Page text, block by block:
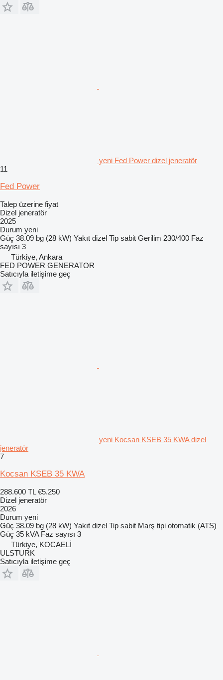
yeni Fed Power dizel jeneratör
11
Fed Power
Talep üzerine fiyat
Dizel jeneratör
2025
Durum yeni
Güç 38.09 bg (28 kW) Yakıt dizel Tip sabit Gerilim 230/400 Faz
sayısı 3
Türkiye, Ankara
FED POWER GENERATOR
Satıcıyla iletişime geç
yeni Kocsan KSEB 35 KWA dizel
jeneratör
7
Kocsan KSEB 35 KWA
288.600 TL €5.250
Dizel jeneratör
2026
Durum yeni
Güç 38.09 bg (28 kW) Yakıt dizel Tip sabit Marş tipi otomatik (ATS)
Güç 35 kVA Faz sayısı 3
Türkiye, KOCAELİ
ULSTURK
Satıcıyla iletişime geç